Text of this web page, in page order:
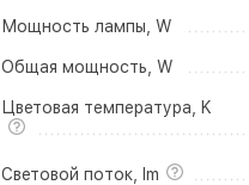
Мощность лампы, W
Общая мощность, W
Цветовая температура, K
Световой поток, lm